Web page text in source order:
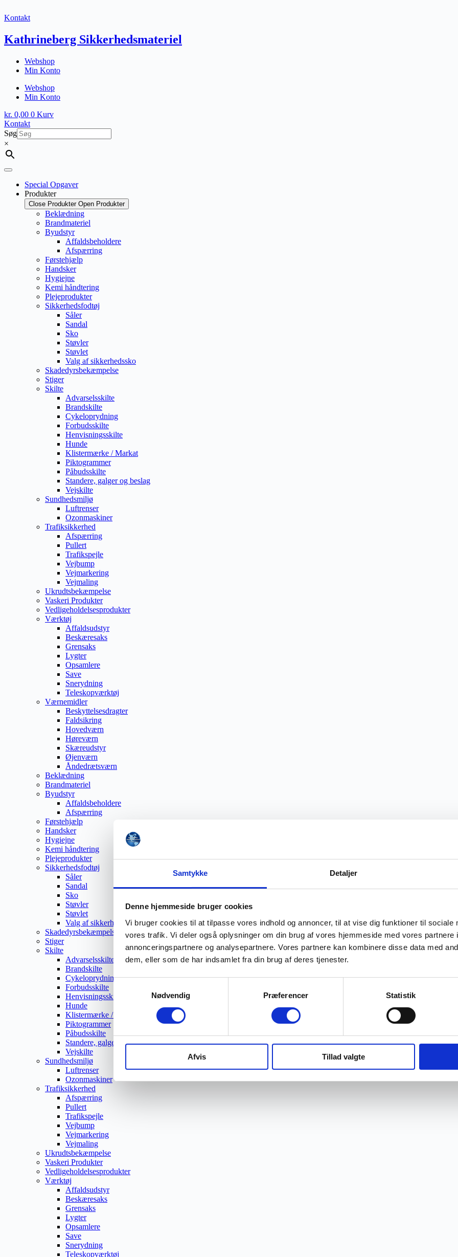
Samtykke Detaljer
Denne hjemmeside bruger cookies
Vi bruger cookies til at tilpasse vores indhold og annoncer, til at vise dig funktioner til sociale
vores trafik. Vi deler også oplysninger om din brug af vores hjemmeside med vores partnere
annonceringspartnere og analysepartnere. Vores partnere kan kombinere disse data med
dem, eller som de har indsamlet fra din brug af deres tjenester.
Samtykkevalg
Nødvendig
Præferencer Statistik
Afvis Tillad valgte
til
Kontakt
Kathrineberg Sikkerhedsmateriel
Webshop
Min Konto
Webshop
Min Konto
kr. 0,00 0 Kurv
Kontakt
Søg
×
Special Opgaver
Produkter
Close Produkter Open Produkter
Beklædning
Brandmateriel
Byudstyr
Affaldsbeholdere
Afspærring
Førstehjælp
Handsker
Hygiejne
Kemi håndtering
Plejeprodukter
Sikkerhedsfodtøj
Såler
Sandal
Sko
Støvler
Støvlet
Valg af sikkerhedssko
Skadedyrsbekæmpelse
Stiger
Skilte
Advarselsskilte
Brandskilte
Cykeloprydning
Forbudsskilte
Henvisningsskilte
Hunde
Klistermærke / Markat
Piktogrammer
Påbudsskilte
Standere, galger og beslag
Vejskilte
Sundhedsmiljø
Luftrenser
Ozonmaskiner
Trafiksikkerhed
Afspærring
Pullert
Trafikspejle
Vejbump
Vejmarkering
Vejmaling
Ukrudtsbekæmpelse
Vaskeri Produkter
Vedligeholdelsesprodukter
Værktøj
Affaldsudstyr
Beskæresaks
Grensaks
Lygter
Opsamlere
Save
Snerydning
Teleskopværktøj
Værnemidler
Beskyttelsesdragter
Faldsikring
Hovedværn
Høreværn
Skæreudstyr
Øjenværn
Åndedrætsværn
Beklædning
Brandmateriel
Byudstyr
Affaldsbeholdere
Afspærring
Førstehjælp
Handsker
Hygiejne
Kemi håndtering
Plejeprodukter
Sikkerhedsfodtøj
Såler
Sandal
Sko
Støvler
Støvlet
Valg af sikkerhedssko
Skadedyrsbekæmpelse
Stiger
Skilte
Advarselsskilte
Brandskilte
Cykeloprydning
Forbudsskilte
Henvisningsskilte
Hunde
Klistermærke / Markat
Piktogrammer
Påbudsskilte
Standere, galger og beslag
Vejskilte
Sundhedsmiljø
Luftrenser
Ozonmaskiner
Trafiksikkerhed
Afspærring
Pullert
Trafikspejle
Vejbump
Vejmarkering
Vejmaling
Ukrudtsbekæmpelse
Vaskeri Produkter
Vedligeholdelsesprodukter
Værktøj
Affaldsudstyr
Beskæresaks
Grensaks
Lygter
Opsamlere
Save
Snerydning
Teleskopværktøj